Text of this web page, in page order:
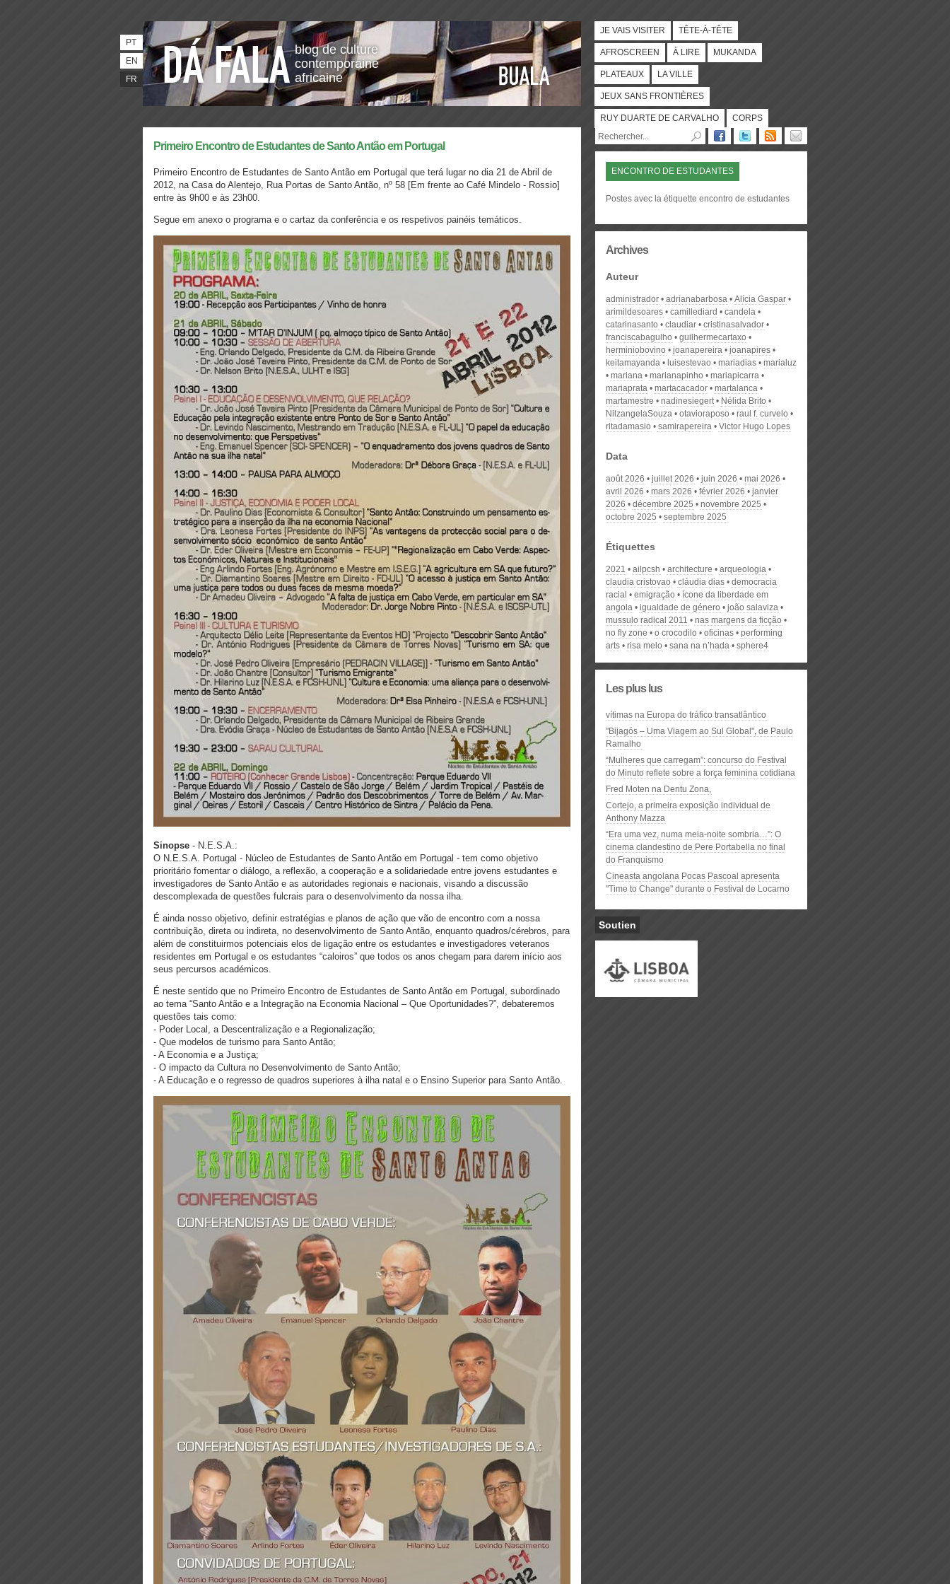
blog de culture
contemporaine
africaine
PT
EN
FR
JE VAIS VISITER TÊTE-À-TÊTE
AFROSCREEN À LIRE MUKANDA
PLATEAUX LA VILLE
JEUX SANS FRONTIÈRES
RUY DUARTE DE CARVALHO CORPS
Primeiro Encontro de Estudantes de Santo Antão em Portugal
Primeiro Encontro de Estudantes de Santo Antão em Portugal que terá lugar no dia 21 de Abril de
2012, na Casa do Alentejo, Rua Portas de Santo Antão, nº 58 [Em frente ao Café Mindelo - Rossio]
entre às 9h00 e às 23h00.
Segue em anexo o programa e o cartaz da conferência e os respetivos painéis temáticos.
Sinopse - N.E.S.A.:
O N.E.S.A. Portugal - Núcleo de Estudantes de Santo Antão em Portugal - tem como objetivo
prioritário fomentar o diálogo, a reflexão, a cooperação e a solidariedade entre jovens estudantes e
investigadores de Santo Antão e as autoridades regionais e nacionais, visando a discussão
descomplexada de questões fulcrais para o desenvolvimento da nossa ilha.
É ainda nosso objetivo, definir estratégias e planos de ação que vão de encontro com a nossa
contribuição, direta ou indireta, no desenvolvimento de Santo Antão, enquanto quadros/cérebros, para
além de constituirmos potenciais elos de ligação entre os estudantes e investigadores veteranos
residentes em Portugal e os estudantes “caloiros” que todos os anos chegam para darem início aos
seus percursos académicos.
É neste sentido que no Primeiro Encontro de Estudantes de Santo Antão em Portugal, subordinado
ao tema “Santo Antão e a Integração na Economia Nacional – Que Oportunidades?”, debateremos
questões tais como:
- Poder Local, a Descentralização e a Regionalização;
- Que modelos de turismo para Santo Antão;
- A Economia e a Justiça;
- O impacto da Cultura no Desenvolvimento de Santo Antão;
- A Educação e o regresso de quadros superiores à ilha natal e o Ensino Superior para Santo Antão.
ENCONTRO DE ESTUDANTES
Postes avec la étiquette encontro de estudantes
Archives
Auteur
administrador adrianabarbosa
Alícia Gaspar
arimildesoares
camillediard
candela
catarinasanto
claudiar
cristinasalvador
franciscabagulho
guilhermecartaxo
herminiobovino
joanapereira
joanapires
keitamayanda
luisestevao mariadias
marialuz
mariana
marianapinho
mariapicarra
mariaprata
martacacador
martalanca
martamestre
nadinesiegert
Nélida Brito
NilzangelaSouza
otavioraposo
raul f. curvelo
ritadamasio
samirapereira Victor Hugo Lopes
Data
août 2026 juillet 2026 juin 2026
mai 2026
avril 2026
mars 2026 février 2026
janvier
2026
décembre 2025
novembre 2025
octobre 2025
septembre 2025
Étiquettes
2021 ailpcsh architecture
arqueologia
claudia cristovao
cláudia dias
democracia
racial
emigração
ícone da liberdade em
angola
igualdade de género
joão salaviza
mussulo radical 2011
nas margens da ficção
no fly zone
o crocodilo oficinas
performing
arts
risa melo sana na n’hada sphere4
Les plus lus
vítimas na Europa do tráfico transatlântico
"Bijagós – Uma Viagem ao Sul Global", de Paulo
Ramalho
“Mulheres que carregam”: concurso do Festival
do Minuto reflete sobre a força feminina cotidiana
Fred Moten na Dentu Zona,
Cortejo, a primeira exposição individual de
Anthony Mazza
“Era uma vez, numa meia-noite sombria…”: O
cinema clandestino de Pere Portabella no final
do Franquismo
Cineasta angolana Pocas Pascoal apresenta
"Time to Change" durante o Festival de Locarno
Soutien